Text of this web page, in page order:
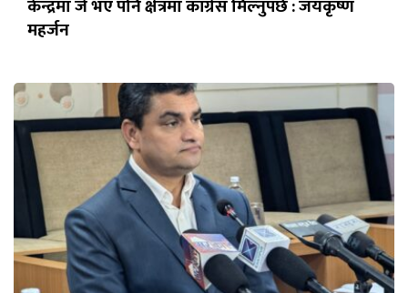
केन्द्रमा जे भए पनि क्षेत्रमा कांग्रेस मिल्नुपर्छ : जयकृष्ण
महर्जन